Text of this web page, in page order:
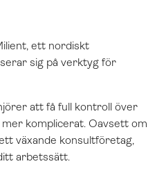
ett nordiskt
sig på verktyg för
att få full kontroll över
komplicerat. Oavsett om
växande konsultföretag,
arbetssätt.